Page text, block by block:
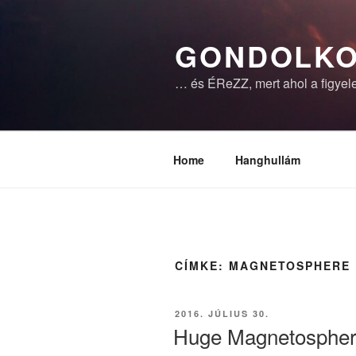
… és ÉReZZ, mert ahol a
Home Hanghullám
CÍMKE: MAGNETOSPHERE
BEKÜLDVE:
2016. JÚLIUS 30.
Huge